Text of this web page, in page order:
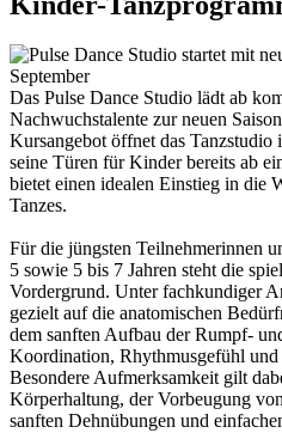
Das Pulse Dance Studio lädt ab
Nachwuchstalente zur neuen
Kursangebot öffnet das
seine Türen für Kinder bereits ab
bietet einen idealen Einstieg in die
Tanzes.
Für die jüngsten Teilnehmerinnen
5 sowie 5 bis 7 Jahren steht die
Vordergrund. Unter fachkundiger
gezielt auf die anatomischen
dem sanften Aufbau der Rumpf-
Koordination, Rhythmusgefühl
Besondere Aufmerksamkeit gilt
Körperhaltung, der Vorbeugung
sanften Dehnübungen und